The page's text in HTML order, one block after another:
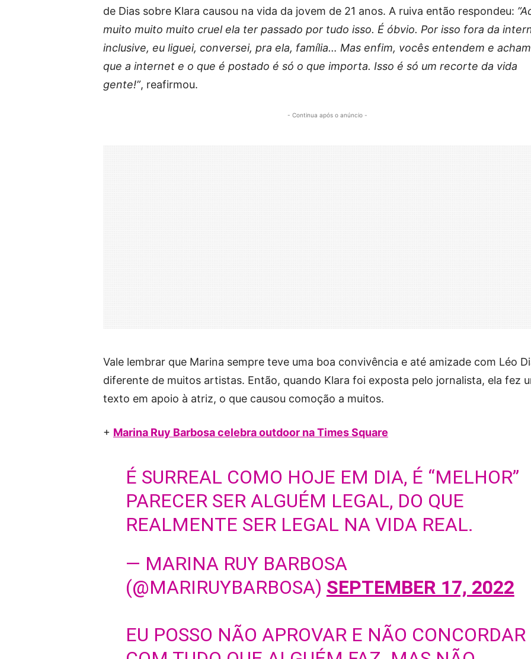
de Dias sobre Klara causou na vida da jovem de 21 anos. A ruiva então respondeu:
muito muito muito cruel ela ter passado por tudo isso. É óbvio. Por isso fora da
inclusive, eu liguei, conversei, pra ela, família… Mas enfim, vocês entendem e acham
que a internet e o que é postado é só o que importa. Isso é só um recorte da vida
gente!”, reafirmou.
- Continua após o anúncio -
Vale lembrar que Marina sempre teve uma boa convivência e até amizade com Léo
diferente de muitos artistas. Então, quando Klara foi exposta pelo jornalista, ela fez
texto em apoio à atriz, o que causou comoção a muitos.
+ Marina Ruy Barbosa celebra outdoor na Times Square
É SURREAL COMO HOJE EM DIA, É “MELHOR”
PARECER SER ALGUÉM LEGAL, DO QUE
REALMENTE SER LEGAL NA VIDA REAL.
— MARINA RUY BARBOSA
(@MARIRUYBARBOSA) SEPTEMBER 17, 2022
EU POSSO NÃO APROVAR E NÃO CONCORDAR